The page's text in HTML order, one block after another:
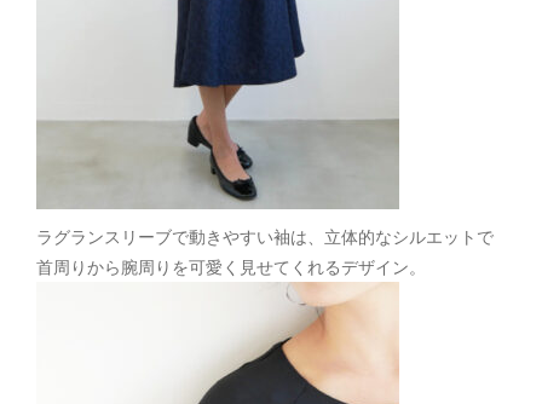
ラグランスリーブで動きやすい袖は、立体的なシルエットで
首周りから腕周りを可愛く見せてくれるデザイン。